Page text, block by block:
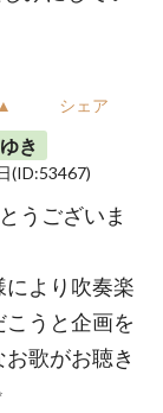
シェア
き
(ID:53467)
うございま
より吹奏楽
うと企画を
歌がお聴き